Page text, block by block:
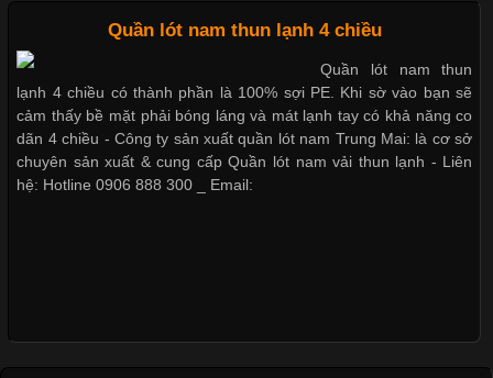
Cập nhật 2026-05-20 14:58:56
Vải thun là một trong những chất liệu được sử dụng rộng rãi
nhất trong ngành thời trang nhờ đặc tính co giãn, mềm mại và
thoải mái khi mặc. Từ áo thun, đồ thể thao cho đến đồ lót nam,
vải thun luôn đóng vai trò quan trọng trong quá trình sản xuất.
Hiện nay, nhu cầu tìm kiếm quần lót nam giá
Các Form Áo Thun Phổ Biến Hiện Nay Và Xu Hướng Trong
Quần lót nam thun lạnh 4 chiều
Quần lót nam thun
lạnh 4 chiều có thành phần là 100% sợi PE. Khi sờ vào bạn sẽ
cảm thấy bề mặt phải bóng láng và mát lạnh tay có khả năng co
dãn 4 chiều - Công ty sản xuất quần lót nam Trung Mai: là cơ sở
chuyên sản xuất & cung cấp Quần lót nam vải thun lạnh - Liên
hệ: Hotline 0906 888 300 _ Email: